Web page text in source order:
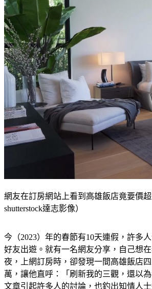
網友在訂房網站上看到高雄飯店竟要價超
今（2023）年的春節有10天連假，許多
好友出遊。就有一名網友分享，自己想
夜，上網訂房時，卻發現一間高雄飯店
萬，讓他直呼：「刷新我的三觀，還以為